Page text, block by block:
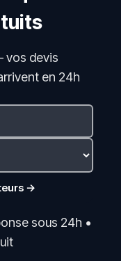
vos devis
en 24h
→
sous 24h •